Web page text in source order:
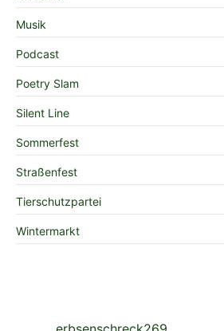
Musik
Podcast
Poetry Slam
Silent Line
Sommerfest
Straßenfest
Tierschutzpartei
Wintermarkt